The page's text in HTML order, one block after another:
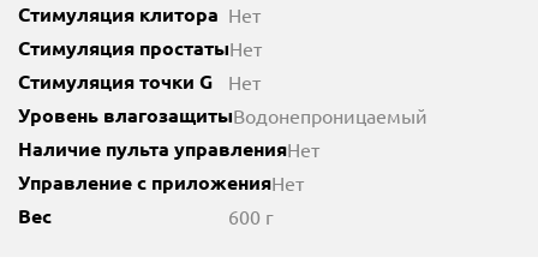
Стимуляция клитора Нет
Стимуляция простатыНет
Стимуляция точки G Нет
Уровень влагозащитыВодонепроницаемый
Наличие пульта управленияНет
Управление с приложенияНет
Вес 600 г